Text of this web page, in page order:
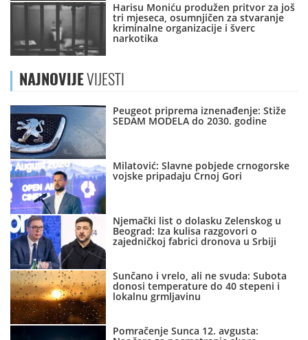
Harisu Moniću produžen pritvor za još
tri mjeseca, osumnjičen za stvaranje
kriminalne organizacije i šverc
narkotika
NAJNOVIJEVIJESTI
Peugeot priprema iznenađenje: Stiže
SEDAM MODELA do 2030. godine
Milatović: Slavne pobjede crnogorske
vojske pripadaju Crnoj Gori
Njemački list o dolasku Zelenskog u
Beograd: Iza kulisa razgovori o
zajedničkoj fabrici dronova u Srbiji
Sunčano i vrelo, ali ne svuda: Subota
donosi temperature do 40 stepeni i
lokalnu grmljavinu
Pomračenje Sunca 12. avgusta: